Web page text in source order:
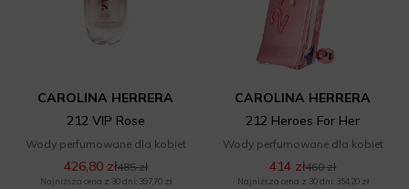
CAROLINA HERRERA
212 VIP Rose
Wody perfumowane dla kobiet
426,80 zł485 zł
Najniższa cena z 30 dni: 397,70 zł
CAROLINA HERRERA
212 Heroes For Her
Wody perfumowane dla kobiet
414 zł460 zł
Najniższa cena z 30 dni: 354,20 zł